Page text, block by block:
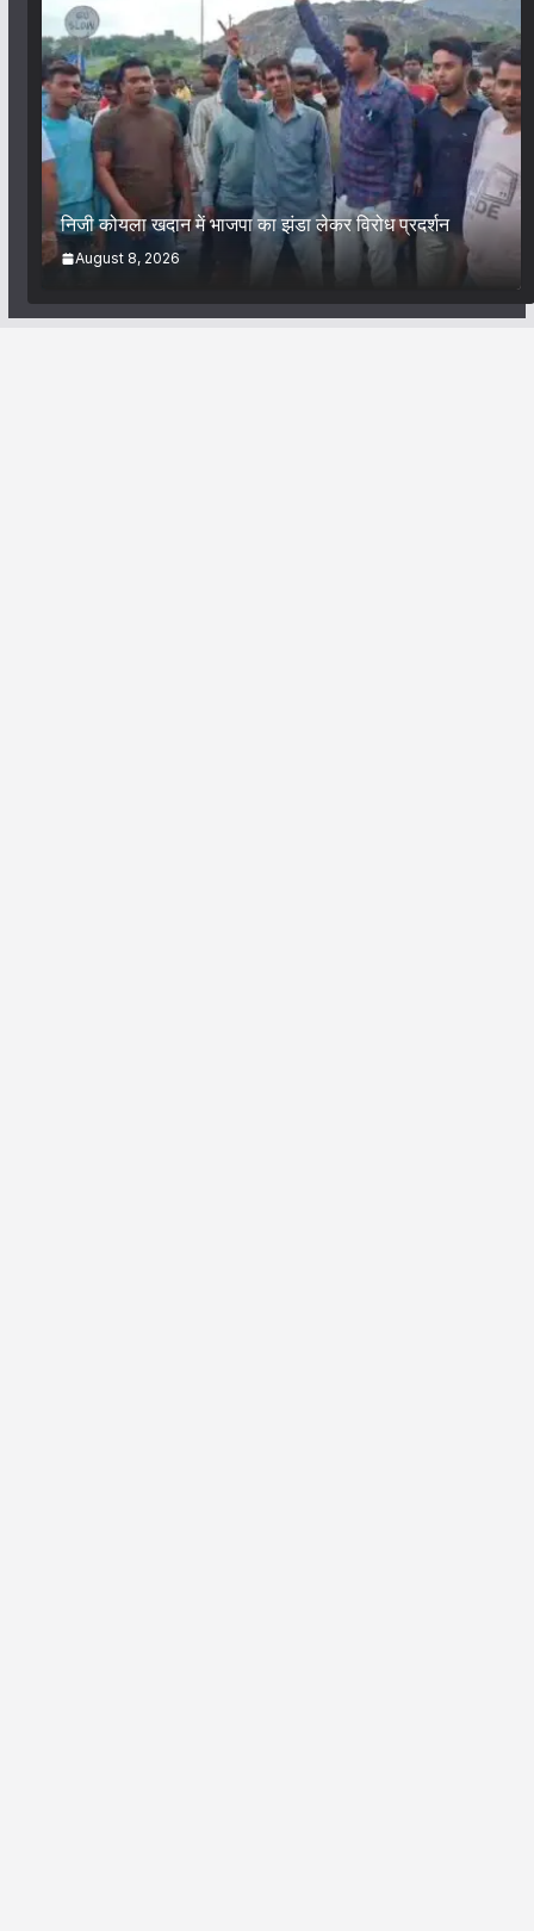
निजी कोयला खदान में भाजपा का झंडा लेकर विरोध प्रदर्शन
August 8, 2026